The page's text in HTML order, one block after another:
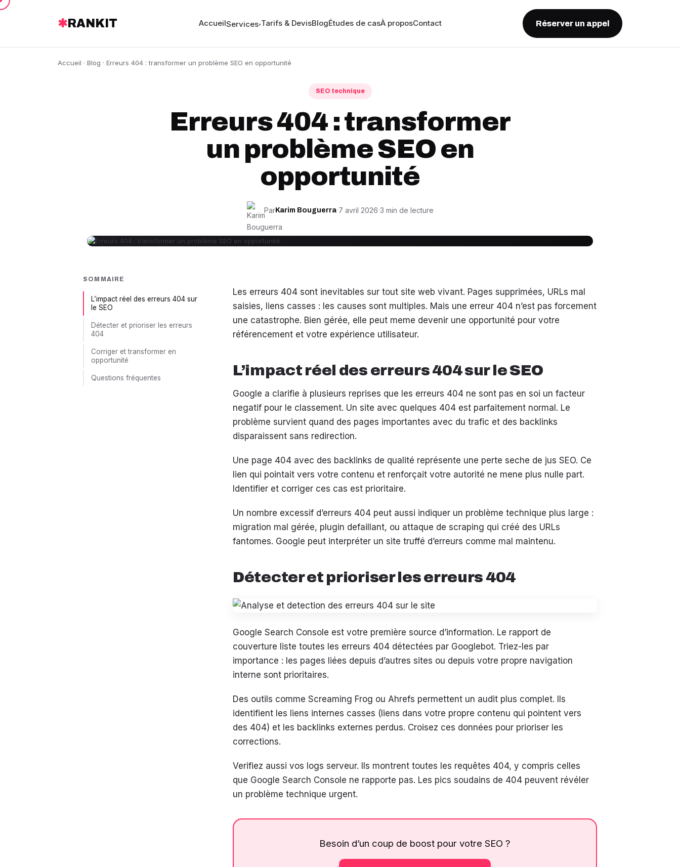
✱ RANKIT AccueilServices▾Tarifs & DevisBlogÉtudes de casÀ proposContact Réserver un appel
Accueil · Blog · Erreurs 404 : transformer un problème SEO en opportunité
SEO technique
Erreurs 404 : transformer
un problème SEO en
opportunité
ParKarim Bouguerra 7 avril 2026 3 min de lecture
SOMMAIRE
L’impact réel des erreurs 404 sur
le SEO
Détecter et prioriser les erreurs
404
Corriger et transformer en
opportunité
Questions fréquentes
Les erreurs 404 sont inevitables sur tout site web vivant. Pages supprimées, URLs mal
saisies, liens casses : les causes sont multiples. Mais une erreur 404 n’est pas forcement
une catastrophe. Bien gérée, elle peut meme devenir une opportunité pour votre
référencement et votre expérience utilisateur.
L’impact réel des erreurs 404 sur le SEO
Google a clarifie à plusieurs reprises que les erreurs 404 ne sont pas en soi un facteur
negatif pour le classement. Un site avec quelques 404 est parfaitement normal. Le
problème survient quand des pages importantes avec du trafic et des backlinks
disparaissent sans redirection.
Une page 404 avec des backlinks de qualité représente une perte seche de jus SEO. Ce
lien qui pointait vers votre contenu et renforçait votre autorité ne mene plus nulle part.
Identifier et corriger ces cas est prioritaire.
Un nombre excessif d’erreurs 404 peut aussi indiquer un problème technique plus large :
migration mal gérée, plugin defaillant, ou attaque de scraping qui créé des URLs
fantomes. Google peut interpréter un site truffé d’erreurs comme mal maintenu.
Détecter et prioriser les erreurs 404
Google Search Console est votre première source d’information. Le rapport de
couverture liste toutes les erreurs 404 détectées par Googlebot. Triez-les par
importance : les pages liées depuis d’autres sites ou depuis votre propre navigation
interne sont prioritaires.
Des outils comme Screaming Frog ou Ahrefs permettent un audit plus complet. Ils
identifient les liens internes casses (liens dans votre propre contenu qui pointent vers
des 404) et les backlinks externes perdus. Croisez ces données pour prioriser les
corrections.
Verifiez aussi vos logs serveur. Ils montrent toutes les requêtes 404, y compris celles
que Google Search Console ne rapporte pas. Les pics soudains de 404 peuvent révéler
un problème technique urgent.
Besoin d’un coup de boost pour votre SEO ?